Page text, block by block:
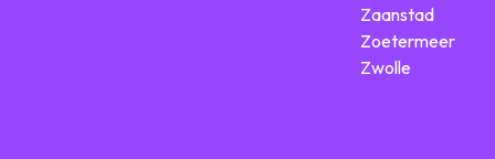
Zaanstad
Zoetermeer
Zwolle